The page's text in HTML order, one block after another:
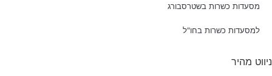
מסעדות כשרות בשטרסבורג
למסעדות כשרות בחו"ל
ניווט מהיר